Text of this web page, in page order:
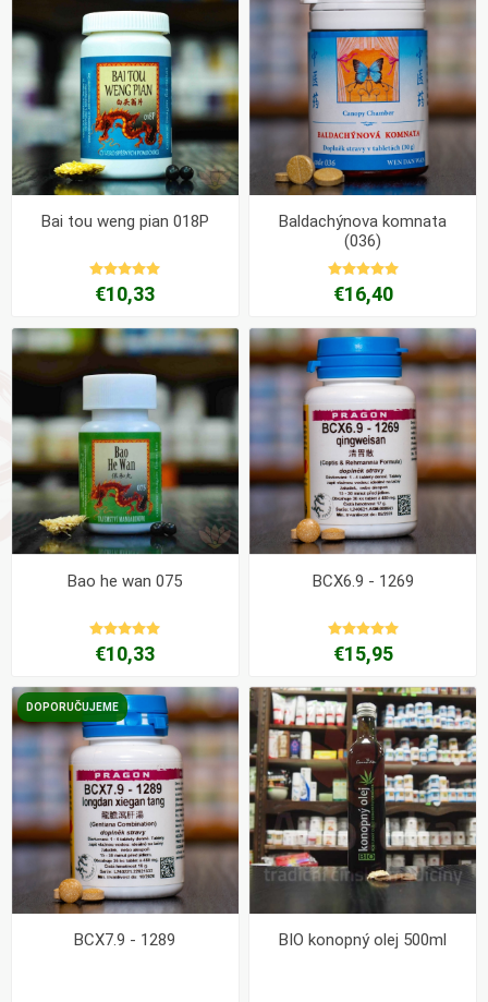
Bai tou weng pian 018P
€10,33
Baldachýnova komnata
(036)
€16,40
Bao he wan 075
€10,33
BCX6.9 - 1269
€15,95
DOPORUČUJEME
BCX7.9 - 1289 BIO konopný olej 500ml